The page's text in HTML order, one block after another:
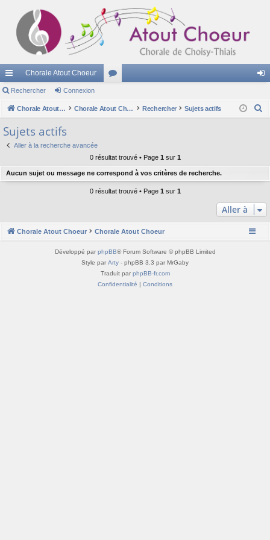
cc
ès
ra
pi
Chorale Atout Choeur
u ne
Rechercher Connexion
Chorale Atout Choeur Chorale Atout Choeur Rechercher Sujets actifs
e
Sujets actifs
Aller à la recherche avancée
0 résultat trouvé • Page 1 sur 1
Aucun sujet ou message ne correspond à vos critères de recherche.
0 résultat trouvé • Page 1 sur 1
Aller à
Chorale Atout Choeur Chorale Atout Choeur
Développé par phpBB® Forum Software © phpBB Limited
Style par Arty - phpBB 3.3 par MrGaby
Traduit par phpBB-fr.com
Confidentialité | Conditions